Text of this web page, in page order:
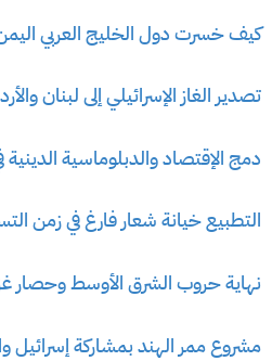
كيف خسرت دول الخليج العربي
تصدير الغاز الإسرائيلي إلى لبنان
دمج الإقتصاد والدبلوماسية الدينية
التطبيع خيانة شعار فارغ في زمن
نهاية حروب الشرق الأوسط وحصار
مشروع ممر الهند بمشاركة إسرائيل